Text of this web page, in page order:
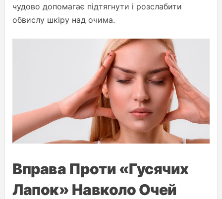
чудово допомагає підтягнути і розслабити
обвислу шкіру над очима.
Вправа Проти «гусячих
Лапок» Навколо Очей